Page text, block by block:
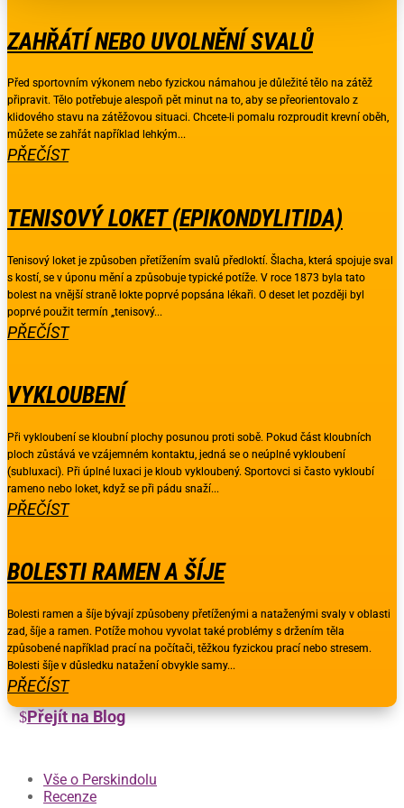
ZAHŘÁTÍ NEBO UVOLNĚNÍ SVALŮ
Před sportovním výkonem nebo fyzickou námahou je důležité tělo na zátěž
připravit. Tělo potřebuje alespoň pět minut na to, aby se přeorientovalo z
klidového stavu na zátěžovou situaci. Chcete-li pomalu rozproudit krevní oběh,
můžete se zahřát například lehkým...
PŘEČÍST
TENISOVÝ LOKET (EPIKONDYLITIDA)
Tenisový loket je způsoben přetížením svalů předloktí. Šlacha, která spojuje sval
s kostí, se v úponu mění a způsobuje typické potíže. V roce 1873 byla tato
bolest na vnější straně lokte poprvé popsána lékaři. O deset let později byl
poprvé použit termín „tenisový...
PŘEČÍST
VYKLOUBENÍ
Při vykloubení se kloubní plochy posunou proti sobě. Pokud část kloubních
ploch zůstává ve vzájemném kontaktu, jedná se o neúplné vykloubení
(subluxaci). Při úplné luxaci je kloub vykloubený. Sportovci si často vykloubí
rameno nebo loket, když se při pádu snaží...
PŘEČÍST
BOLESTI RAMEN A ŠÍJE
Bolesti ramen a šíje bývají způsobeny přetíženými a nataženými svaly v oblasti
zad, šíje a ramen. Potíže mohou vyvolat také problémy s držením těla
způsobené například prací na počítači, těžkou fyzickou prací nebo stresem.
Bolesti šíje v důsledku natažení obvykle samy...
PŘEČÍST
Přejít na Blog
Vše o Perskindolu
Recenze